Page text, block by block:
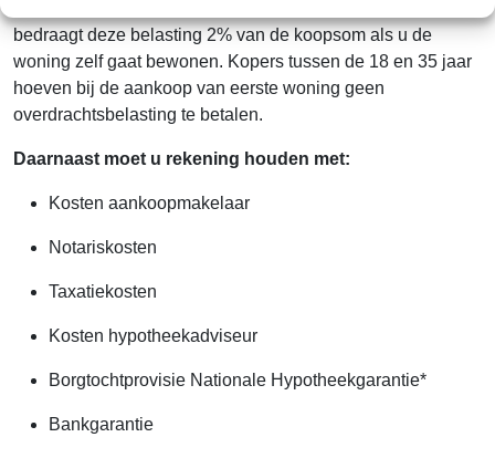
bedraagt deze belasting 2% van de koopsom als u de
woning zelf gaat bewonen. Kopers tussen de 18 en 35 jaar
hoeven bij de aankoop van eerste woning geen
overdrachtsbelasting te betalen.
Daarnaast moet u rekening houden met:
Kosten aankoopmakelaar
Notariskosten
Taxatiekosten
Kosten hypotheekadviseur
Borgtochtprovisie Nationale Hypotheekgarantie*
Bankgarantie